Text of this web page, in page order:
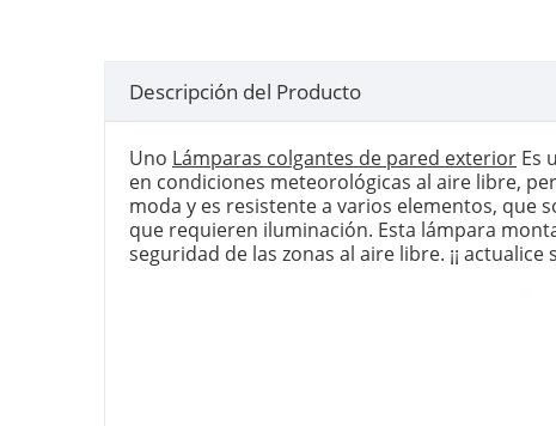
Descripción del Producto
Uno Lámparas colgantes de pared exterior Es
en condiciones meteorológicas al aire libre,
moda y es resistente a varios elementos, que
que requieren iluminación. Esta lámpara
seguridad de las zonas al aire libre. ¡¡